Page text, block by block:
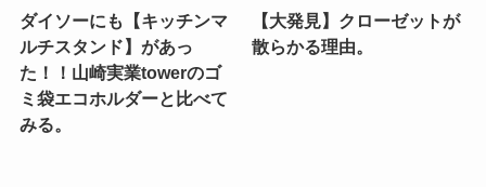
ダイソーにも【キッチンマ
ルチスタンド】があっ
た！！山崎実業towerのゴ
ミ袋エコホルダーと比べて
みる。
【大発見】クローゼットが
散らかる理由。